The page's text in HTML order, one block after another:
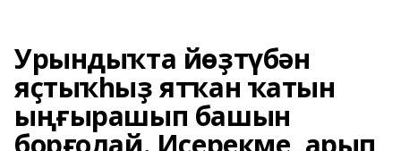
Урындыҡта йөҙтүбән
яҫтыҡһыҙ ятҡан ҡатын
ыңғырашып башын